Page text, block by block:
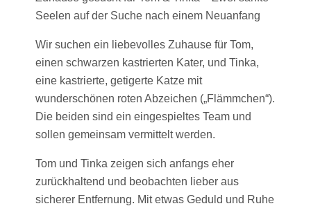
Seelen auf der Suche nach einem Neuanfang
Wir suchen ein liebevolles Zuhause für Tom,
einen schwarzen kastrierten Kater, und Tinka,
eine kastrierte, getigerte Katze mit
wunderschönen roten Abzeichen („Flämmchen“).
Die beiden sind ein eingespieltes Team und
sollen gemeinsam vermittelt werden.
Tom und Tinka zeigen sich anfangs eher
zurückhaltend und beobachten lieber aus
sicherer Entfernung. Mit etwas Geduld und Ruhe